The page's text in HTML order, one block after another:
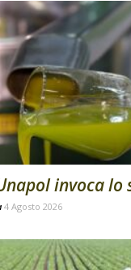
invoca
4 Agosto 2026